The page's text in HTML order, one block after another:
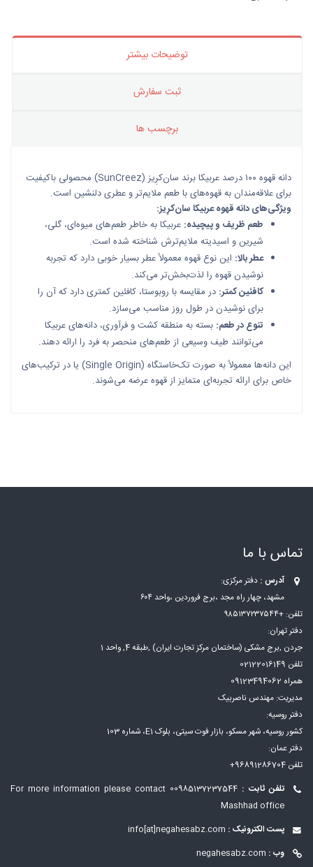
توضیحات بیشتر
ثبت سفارش
برچسب ها
دانه قهوه ۱۰۰ درصد عربیکا برند سان‌کرِیز (SunCreez) محصولی باکیفیت
برای علاقه‌مندان به قهوه‌های با طعم ملایم‌تر و عطری دلنشین است.
ویژگی‌های دانه قهوه عربیکا سان‌کرِیز:
طعم ظریف و پیچیده: عربیکا به خاطر طعم‌های میوه‌ای، گلی،
شیرین و اسیدیته ملایم‌ترش شناخته شده است.
عطر بالا: این نوع قهوه معمولاً عطر بسیار خوبی دارد که تجربه
نوشیدن قهوه را لذت‌بخش‌تر می‌کند.
کافئین کمتر: در مقایسه با روبوستا، کافئین کمتری دارد که آن را
برای نوشیدن در طول روز مناسب می‌سازد.
تنوع در طعم: بسته به منطقه کشت و فرآوری، دانه‌های عربیکا
می‌توانند طیف وسیعی از طعم‌های منحصر به فرد را ارائه دهند.
این دانه‌ها معمولاً به صورت تک‌خاستگاه (Single Origin) یا در ترکیب‌های
خاص برای ارائه تجربه‌ای متمایز از قهوه عرضه می‌شوند.
تماس با ما
آدرس : دفتر مرکزی:
مشهد، چهار راه مجد ،برج فروردین ،واحد ۶۰۴
تلفن: +۹۸۵۱۳۷۲۳۷۵۴۴
دفتر تهران:
جردن ,برج مشکی (ساختمان مرکز تجارت ایران) ,طبقه 4, واحد 1
تلفن 02122016149
همراه 09123494062
مدیریت: مهندس ناصربیک
دفتر روسیه:
کشور روسیه، شهر مسكو، بازار فوت سيتی، بلوک E1، شماره 103
دفتر عمان:
تلفن 96891286704+
تلفن ثابت : 00985137237544
For more information please contact
Mashhad office
پست الکترونیک : info[at]negahesabz.com
وب : negahesabz.com